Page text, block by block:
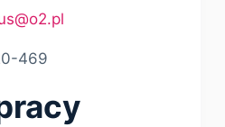
469